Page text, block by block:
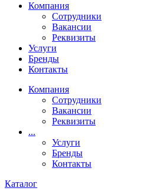
Компания
Сотрудники
Вакансии
Реквизиты
Услуги
Бренды
Контакты
Компания
Сотрудники
Вакансии
Реквизиты
...
Услуги
Бренды
Контакты
Каталог